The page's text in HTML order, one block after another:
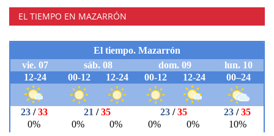
EL TIEMPO EN MAZARRÓN